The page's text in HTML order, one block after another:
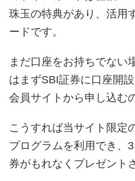
珠玉の特典があり、活用
ードです。
まだ口座をお持ちでない
はまずSBI証券に口座開
会員サイトから申し込む
こうすれば当サイト限定
プログラムを利用でき、
券がもれなくプレゼント